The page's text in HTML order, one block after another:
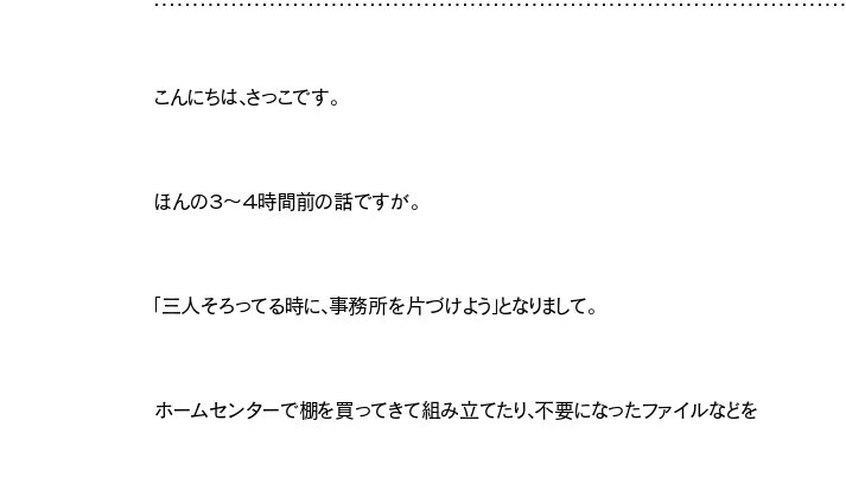
こんにちは、さっこです。
ほんの３～４時間前の話ですが。
「三人そろってる時に、事務所を片づけよう」となりまして。
ホームセンターで棚を買ってきて組み立てたり、不要になったファイルなどを